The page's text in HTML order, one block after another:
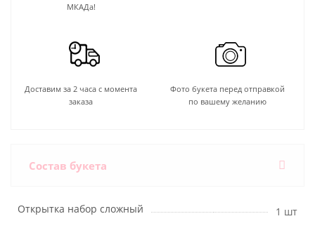
МКАДа!
Доставим за 2 часа с момента
заказа
Фото букета перед отправкой
по вашему желанию
Состав букета
Открытка набор сложный 1 шт